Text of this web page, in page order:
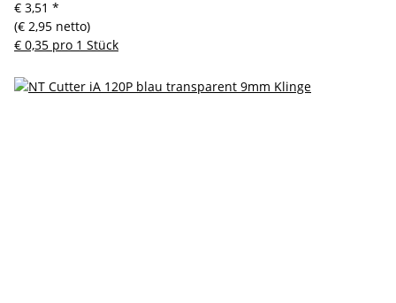
€ 3,51 *
(€ 2,95 netto)
€ 0,35 pro 1 Stück